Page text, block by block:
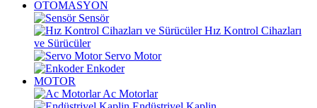
OTOMASYON
Sensör
Hız Kontrol Cihazları
ve Sürücüler
Servo Motor
Enkoder
MOTOR
Ac Motorlar